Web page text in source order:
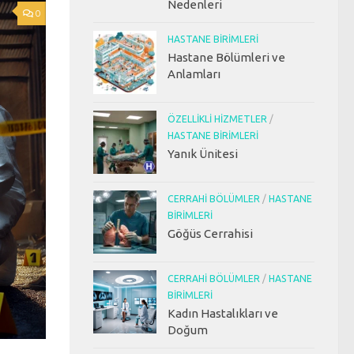
0
Nedenleri
HASTANE BIRIMLERI
Hastane Bölümleri ve
Anlamları
ÖZELLIKLI HIZMETLER /
HASTANE BIRIMLERI
Yanık Ünitesi
CERRAHI BÖLÜMLER / HASTANE
BIRIMLERI
Göğüs Cerrahisi
CERRAHI BÖLÜMLER / HASTANE
BIRIMLERI
Kadın Hastalıkları ve
Doğum